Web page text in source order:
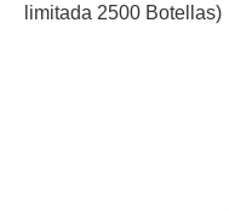
limitada 2500 Botellas)